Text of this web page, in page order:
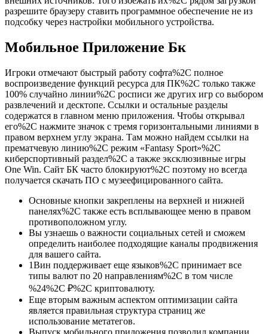
разрешите браузеру ставить программное обеспечение не из
подсобку через настройки мобильного устройства.
Мобильное Приложение Бк
Игроки отмечают быстрый работу софта%2C полное
воспроизведение функций ресурса для ПК%2C только также
100% случайно линии%2C росписи же других игр со выбором
развлечений и десктопе. Ссылки и остальные разделы
содержатся в главном меню приложения. Чтобы открывал
его%2C нажмите значок с тремя горизонтальными линиями в
правом верхнем углу экрана. Там можно найдем ссылки на
прематчевую линию%2C режим «Fantasy Sport»%2C
киберспортивный раздел%2C а также эксклюзивные игры
One Win. Сайт БК часто блокируют%2C поэтому но всегда
получается скачать ПО с музеефицированного сайта.
Основные кнопки закреплены на верхней и нижней
панелях%2C также есть всплывающее меню в правом
противоположном углу.
Вы узнаешь о важности социальных сетей и сможем
определить наиболее подходящие каналы продвижения
для вашего сайта.
1Вин поддерживает еще языков%2C принимает все
типы валют по 20 направлениям%2C в том числе
%24%2C ₽%2C криптовалюту.
Еще вторым важным аспектом оптимизации сайта
является правильная структура страниц же
использование метатегов.
Выпуск мобильного приложения позволил компании